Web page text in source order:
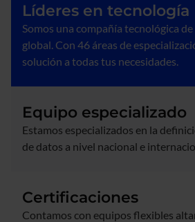
Líderes en tecnología
Somos una compañía tecnológica
global. Con 46 áreas de
solución a todas tus necesidades.
Equipo especializado
Estamos especializados en la
de datos a nivel nacional e
Certificaciones
Contamos con equipos flexibles